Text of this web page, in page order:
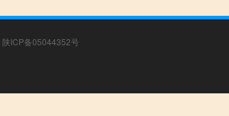
陕ICP备05044352号